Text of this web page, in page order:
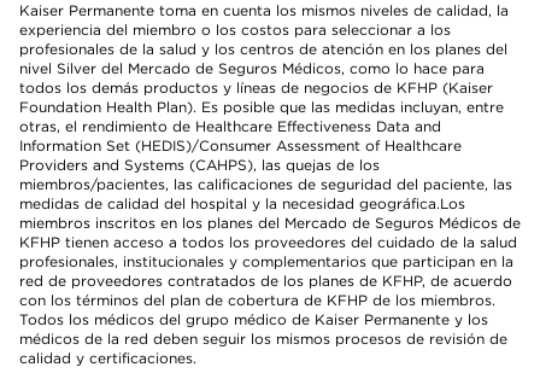
Kaiser Permanente toma en cuenta los mismos niveles de calidad, la
experiencia del miembro o los costos para seleccionar a los
profesionales de la salud y los centros de atención en los planes del
nivel Silver del Mercado de Seguros Médicos, como lo hace para
todos los demás productos y líneas de negocios de KFHP (Kaiser
Foundation Health Plan). Es posible que las medidas incluyan, entre
otras, el rendimiento de Healthcare Effectiveness Data and
Information Set (HEDIS)/Consumer Assessment of Healthcare
Providers and Systems (CAHPS), las quejas de los
miembros/pacientes, las calificaciones de seguridad del paciente, las
medidas de calidad del hospital y la necesidad geográfica.Los
miembros inscritos en los planes del Mercado de Seguros Médicos de
KFHP tienen acceso a todos los proveedores del cuidado de la salud
profesionales, institucionales y complementarios que participan en la
red de proveedores contratados de los planes de KFHP, de acuerdo
con los términos del plan de cobertura de KFHP de los miembros.
Todos los médicos del grupo médico de Kaiser Permanente y los
médicos de la red deben seguir los mismos procesos de revisión de
calidad y certificaciones.